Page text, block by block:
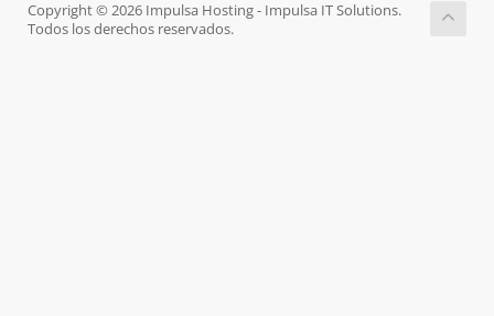
Copyright © 2026 Impulsa Hosting - Impulsa IT Solutions.
Todos los derechos reservados.